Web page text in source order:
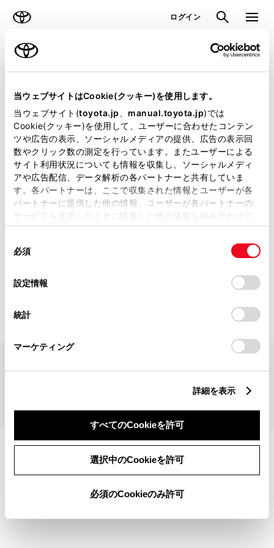
当ウェブサイトはCookie(クッキー)を使用します。
当ウェブサイト(toyota.jp manual.toyota.jp)では
Cookie(クッキー)を使用して、ユーザーに合わせたコンテン
ツや広告の表示、ソーシャルメディアの提供、広告の表示回
数やクリック数の測定を行っています。またユーザーによる
サイト利用状況についても情報を収集し、ソーシャルメディ
アや広告配信、データ解析の各パートナーと共有していま
す。各パートナーは、ここで収集された情報とユーザーが各
パートナーに提供した他の情報、ユーザーが各パートナーの
サービスを使用したときに収集した他の情報を組み合わせて
使用することがあります。当ウェブサイトの使用を続行する
デバイスにすべてのCookie(クッキー)が保存されることに同
意したことになります。Cookie(クッキー)のオプトアウト、
設定の変更、同意を撤回したりするにあたっては、当社の
「Cookie（クッキー）情報の取り扱いについて
」をご覧くだ
必須
設定情報
統計
マーケティング
詳細を表示
すべてのCookieを許可
選択中のCookieを許可
必須のCookieのみ許可
ログイン 検索 メニュ
ラインアップ トピックス
見積りシミュレーション
見積りシミュレーションのデータが
正常に取得できませんでした。
詳しくは販売店までお問合せくださ
い。
（2-31-4）
見積りシミュレーショントップへ
TOYOTAアカウント利用規約反社会的勢力に対する基本方針企業情報
©1995-2026 TOYOTA MOTOR CORPORATION. ALL RIGHTS RESERVED.